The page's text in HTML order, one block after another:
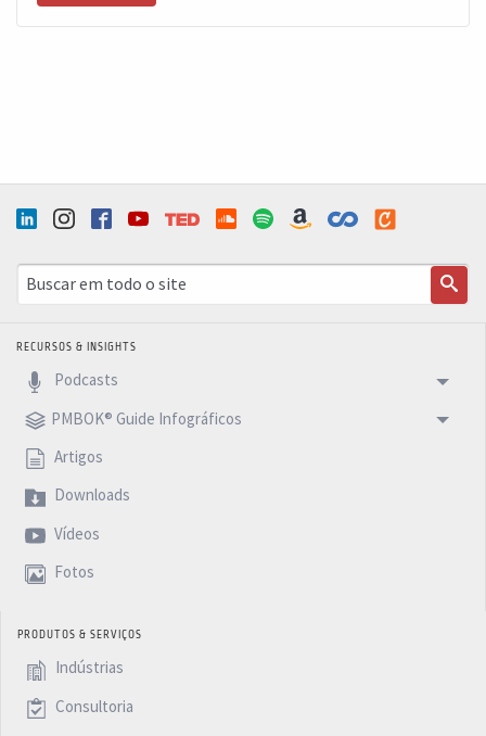
RECURSOS & INSIGHTS
Podcasts
PMBOK® Guide Infográficos
Artigos
Downloads
Vídeos
Fotos
PRODUTOS & SERVIÇOS
Indústrias
Consultoria